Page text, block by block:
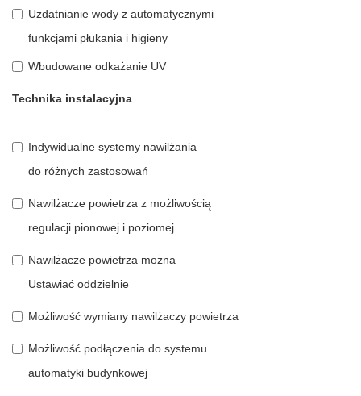
Uzdatnianie wody z automatycznymi
funkcjami płukania i higieny
Wbudowane odkażanie UV
Technika instalacyjna
Indywidualne systemy nawilżania
do różnych zastosowań
Nawilżacze powietrza z możliwością
regulacji pionowej i poziomej
Nawilżacze powietrza można
Ustawiać oddzielnie
Możliwość wymiany nawilżaczy powietrza
Możliwość podłączenia do systemu
automatyki budynkowej